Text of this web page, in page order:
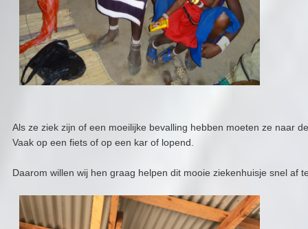
Als ze ziek zijn of een moeilijke bevalling hebben moeten ze naar
Vaak op een fiets of op een kar of lopend.
Daarom willen wij hen graag helpen dit mooie ziekenhuisje snel af